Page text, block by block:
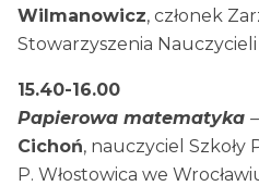
Wilmanowicz, członek
Stowarzyszenia
15.40-16.00
Papierowa matematyka –
Cichoń, nauczyciel Szkoły
P. Włostowica we